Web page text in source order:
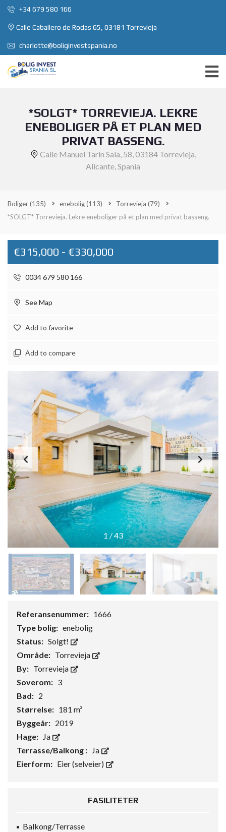
+34 679 580 166
Calle Caballero de Rodas 65, 03181 Torrevieja
charlotte@boliginvestspania.no
*SOLGT* TORREVIEJA. LEKRE
ENEBOLIGER PÅ ET PLAN MED
PRIVAT BASSENG.
Calle Manuel Tarin Sala, 58, 03184 Torrevieja,
Alicante, Spania
Boliger(135) enebolig(113) Torrevieja (79)
*SOLGT* Torrevieja. Lekre eneboliger på et plan med privat basseng.
€315,000 - €330,000
0034 679 580 166
See Map
Add to favorite
Add to compare
1/43
Referansenummer: 1666
Type bolig: enebolig
Status: Solgt!
Område: Torrevieja
By: Torrevieja
Soverom: 3
Bad: 2
Størrelse: 181 m²
Byggeår: 2019
Hage: Ja
Terrasse/Balkong : Ja
Eierform: Eier (selveier)
FASILITETER
Balkong/Terrasse